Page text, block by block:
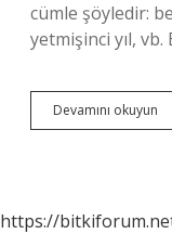
cümle şöyledir:
yetmişinci yıl,
Devamını okuyun
https://